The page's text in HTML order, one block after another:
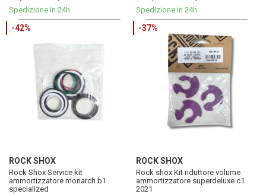
Spedizione in 24h Spedizione in 24h
-42%
ROCK SHOX
Rock Shox Service kit
ammortizzatore monarch b1
specialized
-37%
ROCK SHOX
Rock shox Kit riduttore volume
ammortizzatore superdeluxe c1
2021